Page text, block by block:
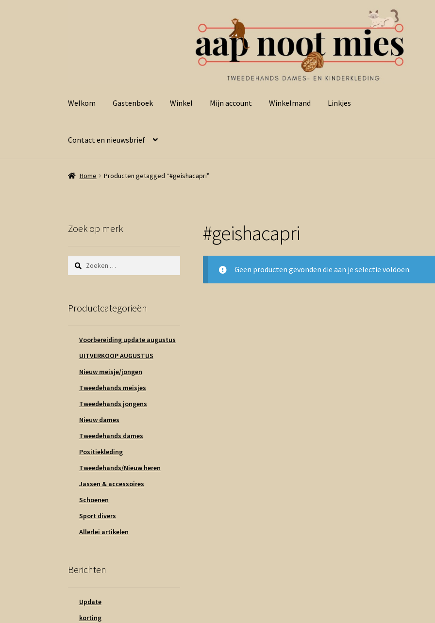
door
naar
Welkom Gastenboek Winkel Mijn account Winkelmand Linkjes
Contact en nieuwsbrief
Home Producten getagged “#geishacapri”
#geishacapri
Geen producten gevonden die aan je selectie voldoen.
Zoek op merk
Zoeken
naar:
Productcategorieën
Voorbereiding update augustus
UITVERKOOP AUGUSTUS
Nieuw meisje/jongen
Tweedehands meisjes
Tweedehands jongens
Nieuw dames
Tweedehands dames
Positiekleding
Tweedehands/Nieuw heren
Jassen & accessoires
Schoenen
Sport divers
Allerlei artikelen
Berichten
Update
korting